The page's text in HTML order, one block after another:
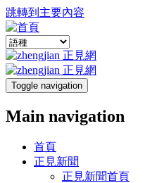
跳轉到主要內容
Toggle navigation
Main navigation
首頁
正見新聞
正見新聞首頁